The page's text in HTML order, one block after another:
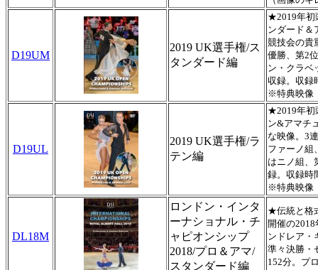
D19UM
2019 UK選手権/ス
タンダード編
★2019年初
ンダード＆
競技会の貴
優勝、第2
ン・クラベ
収録。収録
※特典映像
D19UL
2019 UK選手権/ラ
テン編
★2019年初
ン&アマチ
な映像。3
ファーノ組
はニノ組、
録。収録時
※特典映像
DL18M
ロンドン・インタ
ーナショナル・チ
ャピオンシップ
2018/プロ＆アマ/
スタンダード編
★伝統と格
開催の
ンドレア・
準々決勝・
152分。プ